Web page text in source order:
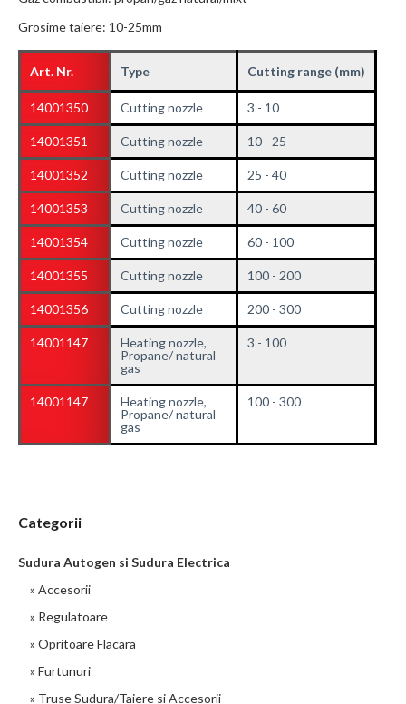
Grosime taiere: 10-25mm
Art. Nr. Type Cutting range (mm)
14001350 Cutting nozzle 3 - 10
14001351 Cutting nozzle 10 - 25
14001352 Cutting nozzle 25 - 40
14001353 Cutting nozzle 40 - 60
14001354 Cutting nozzle 60 - 100
14001355 Cutting nozzle 100 - 200
14001356 Cutting nozzle 200 - 300
14001147
Heating nozzle,
Propane/ natural
gas
3 - 100
14001147
Heating nozzle,
Propane/ natural
gas
100 - 300
Categorii
Sudura Autogen si Sudura Electrica
» Accesorii
» Regulatoare
» Opritoare Flacara
» Furtunuri
» Truse Sudura/Taiere si Accesorii